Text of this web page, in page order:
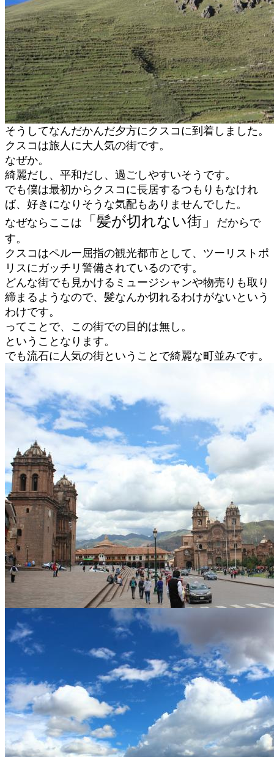
そうしてなんだかんだ夕方にクスコに到着しました。
クスコは旅人に大人気の街です。
なぜか。
綺麗だし、平和だし、過ごしやすいそうです。
でも僕は最初からクスコに長居するつもりもなけれ
ば、好きになりそうな気配もありませんでした。
なぜならここは
「髪が切れない街」
だからで
す。
クスコはペルー屈指の観光都市として、ツーリストポ
リスにガッチリ警備されているのです。
どんな街でも見かけるミュージシャンや物売りも取り
締まるようなので、髪なんか切れるわけがないという
わけです。
ってことで、この街での目的は無し。
ということなります。
でも流石に人気の街ということで綺麗な町並みです。